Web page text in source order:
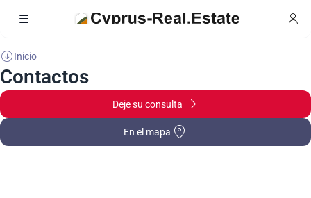
Inicio
Contactos
Deje su consulta
En el mapa